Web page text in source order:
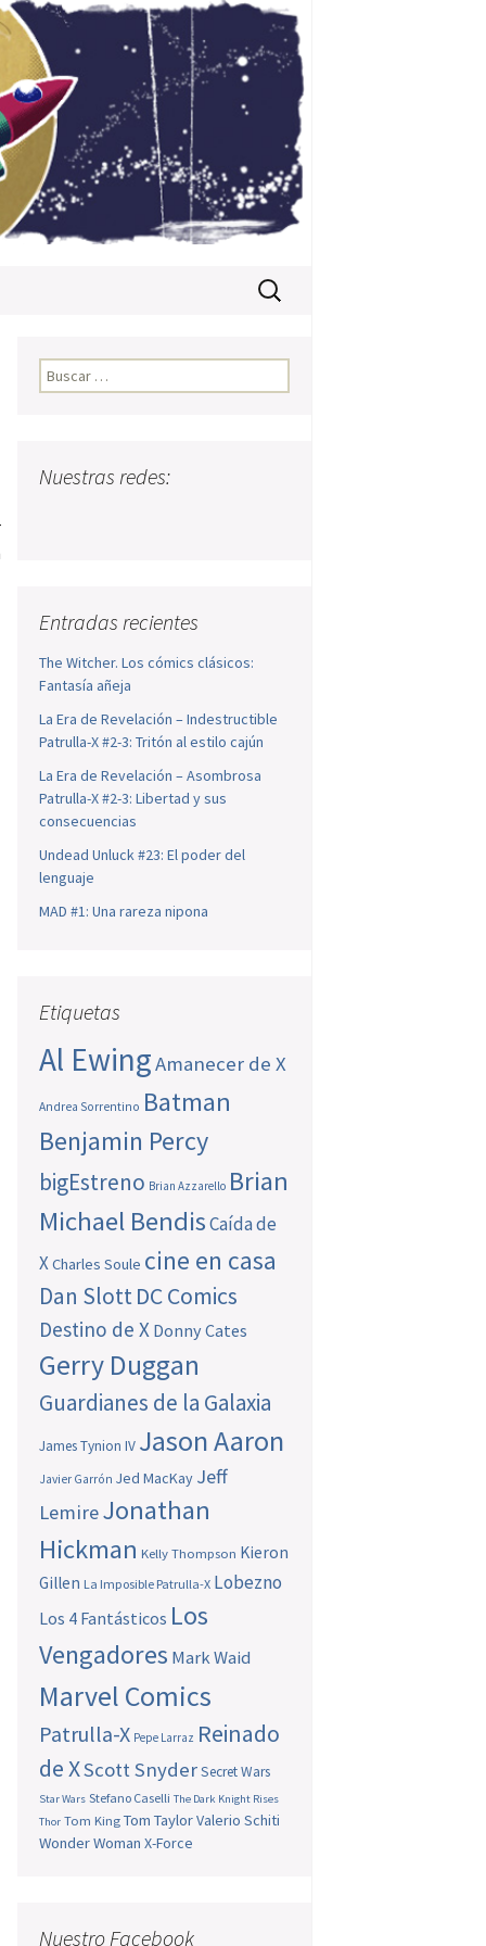
Buscar:
Buscar:
Nuestras redes:
Entradas recientes
The Witcher. Los cómics clásicos:
Fantasía añeja
La Era de Revelación – Indestructible
Patrulla-X #2-3: Tritón al estilo cajún
La Era de Revelación – Asombrosa
Patrulla-X #2-3: Libertad y sus
consecuencias
Undead Unluck #23: El poder del
lenguaje
MAD #1: Una rareza nipona
Etiquetas
Al EwingAmanecer de X
Andrea Sorrentino Batman
Benjamin Percy
bigEstreno Brian Azzarello Brian
Michael BendisCaída de
XCharles Soule cine en casa
Dan SlottDC Comics
Destino de X Donny Cates
Gerry Duggan
Guardianes de la Galaxia
James Tynion IV Jason Aaron
Javier Garrón Jed MacKay Jeff
LemireJonathan
Hickman Kelly Thompson Kieron
Gillen La Imposible Patrulla-X Lobezno
Los 4 Fantásticos Los
Vengadores Mark Waid
Marvel Comics
Patrulla-X Pepe Larraz Reinado
de XScott SnyderSecret Wars
Star Wars Stefano Caselli The Dark Knight Rises
Thor Tom King Tom TaylorValerio Schiti
Wonder Woman X-Force
Nuestro Facebook